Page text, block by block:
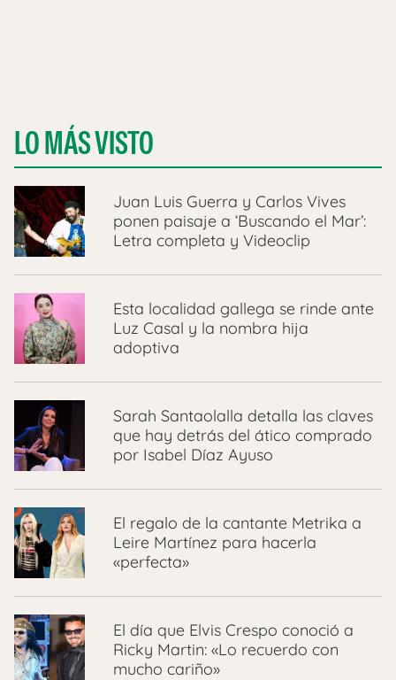
LO MÁS VISTO
Juan Luis Guerra y Carlos Vives
ponen paisaje a ‘Buscando el Mar’:
Letra completa y Videoclip
Esta localidad gallega se rinde ante
Luz Casal y la nombra hija
adoptiva
Sarah Santaolalla detalla las claves
que hay detrás del ático comprado
por Isabel Díaz Ayuso
El regalo de la cantante Metrika a
Leire Martínez para hacerla
«perfecta»
El día que Elvis Crespo conoció a
Ricky Martin: «Lo recuerdo con
mucho cariño»